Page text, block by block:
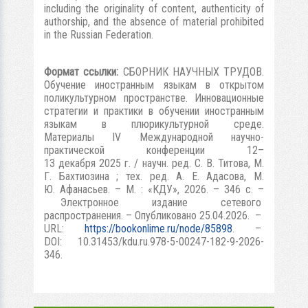
including the originality of content, authenticity of
authorship, and the absence of material prohibited
in the Russian Federation.
Формат ссылки: СБОРНИК НАУЧНЫХ ТРУДОВ.
Обучение иностранным языкам в открытом
поликультурном пространстве. Инновационные
стратегии и практики в обучении иностранным
языкам в плюрикультурной среде.
Материалы IV Международной научно-
практической конференции 12–
13 декабря 2025 г. / научн. ред. С. В. Титова, М.
Г. Бахтиозина ; тех. ред. А. Е. Адасова, М.
Ю. Афанасьев. – М. : «КДУ», 2026. – 346 с. –
Электронное издание сетевого
распространения. – Опубликовано 25.04.2026. –
URL: https://bookonlime.ru/node/85898. –
DOI: 10.31453/kdu.ru.978-5-00247-182-9-2026-
346.